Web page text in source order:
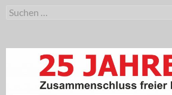
Suchen